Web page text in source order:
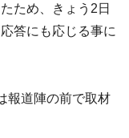
ため、きょう2日
答にも応じる事に
報道陣の前で取材